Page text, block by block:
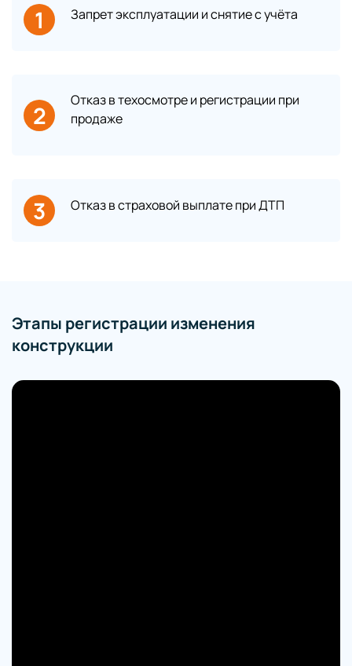
1 Запрет эксплуатации и снятие с учёта
2
Отказ в техосмотре и регистрации при
продаже
3 Отказ в страховой выплате при ДТП
Этапы регистрации изменения
конструкции